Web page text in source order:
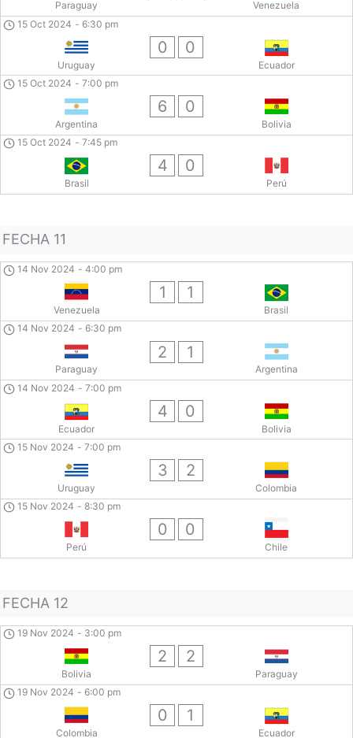
Paraguay
Venezuela
15 Oct 2024 - 6:30 pm
Uruguay
0 0
Ecuador
15 Oct 2024 - 7:00 pm
Argentina
6 0
Bolivia
15 Oct 2024 - 7:45 pm
Brasil
4 0
Perú
FECHA 11
14 Nov 2024 - 4:00 pm
Venezuela
1 1
Brasil
14 Nov 2024 - 6:30 pm
Paraguay
2 1
Argentina
14 Nov 2024 - 7:00 pm
Ecuador
4 0
Bolivia
15 Nov 2024 - 7:00 pm
Uruguay
3 2
Colombia
15 Nov 2024 - 8:30 pm
Perú
0 0
Chile
FECHA 12
19 Nov 2024 - 3:00 pm
Bolivia
2 2
Paraguay
19 Nov 2024 - 6:00 pm
Colombia
0 1
Ecuador